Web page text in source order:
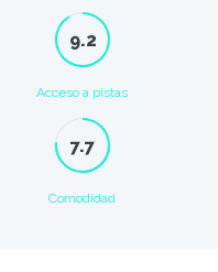
9.2
Acceso a pistas
7.7
Comodidad